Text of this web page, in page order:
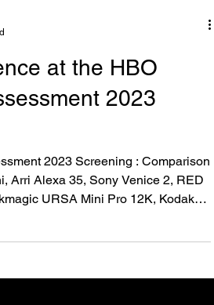
at the HBO
2023
2023 Screening : Comparison
URSA Mini Pro 12K, Kodak